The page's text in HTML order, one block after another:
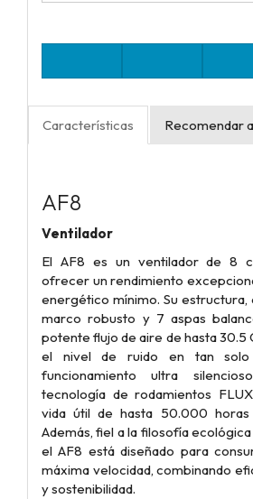
Características Recomendar
AF8
Ventilador
El AF8 es un ventilador de 8
ofrecer un rendimiento
energético mínimo. Su
marco robusto y 7 aspas
potente flujo de aire de hasta 30.5
el nivel de ruido en tan
funcionamiento ultra
tecnología de rodamientos
vida útil de hasta 50.000 horas
Además, fiel a la filosofía
el AF8 está diseñado para
máxima velocidad, combinando
y sostenibilidad.